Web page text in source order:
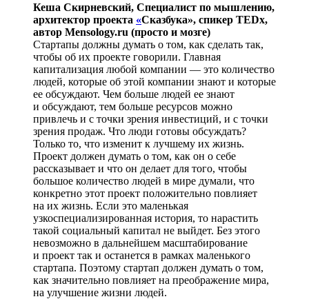
Кеша Скирневский, Специалист по мышлению,
архитектор проекта «Сказбука», спикер TEDx,
автор Mensology.ru (просто и мозге)
Стартапы должны думать о том, как сделать так,
чтобы об их проекте говорили. Главная
капитализация любой компании — это количество
людей, которые об этой компании знают и которые
ее обсуждают. Чем больше людей ее знают
и обсуждают, тем больше ресурсов можно
привлечь и с точки зрения инвестиций, и с точки
зрения продаж. Что люди готовы обсуждать?
Только то, что изменит к лучшему их жизнь.
Проект должен думать о том, как он о себе
рассказывает и что он делает для того, чтобы
большое количество людей в мире думали, что
конкретно этот проект положительно повлияет
на их жизнь. Если это маленькая
узкоспециализированная история, то нарастить
такой социальный капитал не выйдет. Без этого
невозможно в дальнейшем масштабирование
и проект так и останется в рамках маленького
стартапа. Поэтому стартап должен думать о том,
как значительно повлияет на преображение мира,
на улучшение жизни людей.